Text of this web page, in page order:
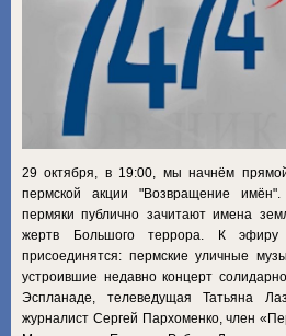
29 октября, в 19:00, мы начнём
пермской акции "Возвращение имён".
пермяки публично зачитают имена
жертв Большого террора. К эфиру
присоединятся: пермские уличные
устроившие недавно концерт
Эспланаде, телеведущая Татьяна
журналист Сергей Пархоменко, член